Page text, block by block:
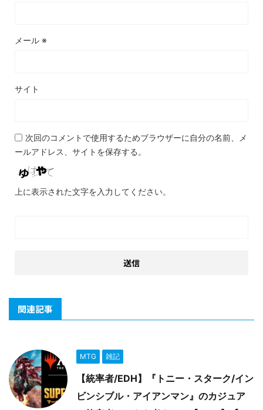
メール ※
サイト
次回のコメントで使用するためブラウザーに自分の名前、メ
ールアドレス、サイトを保存する。
上に表示された文字を入力してください。
関連記事
MTG 雑記
【統率者/EDH】『トニー・スターク/イン
ビンシブル・アイアンマン』のカジュア